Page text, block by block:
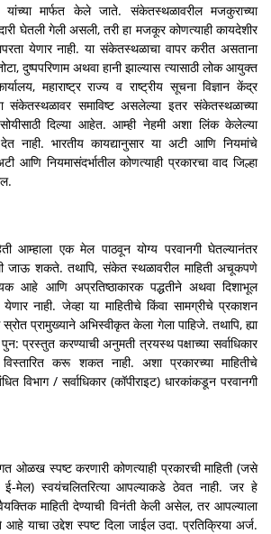
यांच्या मार्फत केले जाते. संकेतस्थळावरील मजकुराच्या
घेतली गेली असली, तरी हा मजकूर कोणत्याही कायदेशीर
येणार नाही. या संकेतस्थळाचा वापर करीत असताना
दुष्पपरिणाम अथवा हानी झाल्यास त्यासाठी लोक आयुक्त
महाराष्ट्र राज्य व राष्ट्रीय सूचना विज्ञान केंद्र
संकेतस्थळावर समाविष्ट असलेल्या इतर संकेतस्थळाच्या
दिल्या आहेत. आम्ही नेहमी अशा लिंक केलेल्या
नाही. भारतीय कायद्यानुसार या अटी आणि नियमांचे
नियमासंदर्भातील कोणत्याही प्रकारचा वाद जिल्हा
आम्हाला एक मेल पाठवून योग्य परवानगी घेतल्यानंतर
जाऊ शकते. तथापि, संकेत स्थळावरील माहिती अचूकपणे
आणि अप्रतिष्ठाकारक पद्धतीने अथवा दिशाभूल
येणार नाही. जेव्हा या माहितीचे किंवा सामग्रीचे प्रकाशन
प्रामुख्याने अभिस्वीकृत केला गेला पाहिजे. तथापि, ह्या
प्रस्तुत करण्याची अनुमती त्रयस्थ पक्षाच्या सर्वाधिकार
विस्तारित करू शकत नाही. अशा प्रकारच्या माहितीचे
विभाग / सर्वाधिकार (कॉपीराइट) धारकांकडून परवानगी
ओळख स्पष्ट करणारी कोणत्याही प्रकारची माहिती (जसे
मेल) स्वयंचलितरित्या आपल्याकडे ठेवत नाही. जर हे
माहिती देण्याची विनंती केली असेल, तर आपल्याला
याचा उद्देश स्पष्ट दिला जाईल उदा. प्रतिक्रिया अर्ज.